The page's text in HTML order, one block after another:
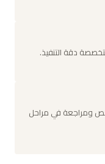
ومراجعة في مراحل